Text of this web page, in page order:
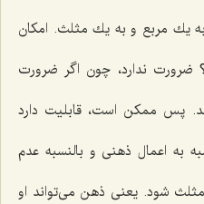
یك مربع و به یك مثلث. امكان
ضرورت ندارد، چون اگر ضرورت
پس ممكن است، قابلیت دارد
به اعمال ذهنى و بالنسبه عدم
شود. یعنى ذهن مى‌تواند او